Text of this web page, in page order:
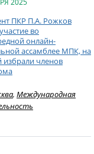
2025
ПКР П.А. Рожков
во
онлайн-
ассамблее МПК, на
избрали членов
, Международная